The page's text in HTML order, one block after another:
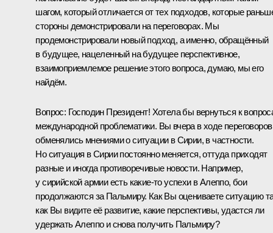
шагом, который отличается от тех подходов, которые
стороны демонстрировали на переговорах. Мы
продемонстрировали новый подход, а именно, обращённый
в будущее, нацеленный на будущее перспективное,
взаимоприемлемое решение этого вопроса, думаю, мы его
найдём.
Вопрос: Господин Президент! Хотела бы вернуться к
международной проблематики. Вы вчера в ходе переговоров
обменялись мнениями о ситуации в Сирии, в частности.
Но ситуация в Сирии постоянно меняется, оттуда приходят
разные и иногда противоречивые новости. Например,
у сирийской армии есть какие-то успехи в Алеппо, бои
продолжаются за Пальмиру. Как Вы оцениваете ситуацию
как Вы видите её развитие, какие перспективы, удастся ли
удержать Алеппо и снова получить Пальмиру?